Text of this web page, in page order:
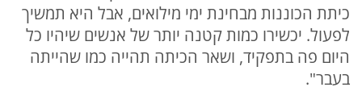
כיתת הכוננות מבחינת ימי מילואים, אבל היא תמשיך
לפעול. יכשירו כמות קטנה יותר של אנשים שיהיו כל
היום פה בתפקיד, ושאר הכיתה תהייה כמו שהייתה
בעבר".